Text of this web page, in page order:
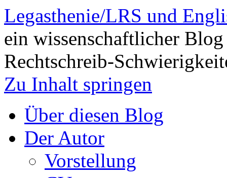
Legasthenie/LRS und
ein wissenschaftlicher
Rechtschreib-
Zu Inhalt springen
Über diesen Blog
Der Autor
Vorstellung